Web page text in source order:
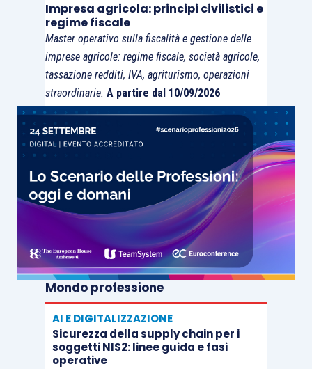
economico, facendo riferimento solamente a
quellopatrimoniale.
Nelpanorama di incertezzacosì delineato si è
inserita la sentenza in commento la quale,
compensando peraltro le spese di lite a conferma
della novità e natura interpretativa della propria
decisione, ha chiarito definitivamente che per
qualificare una holding industriale ai fini Irap
occorre il doppio
requisito congiunto
patrimoniale e reddituale
Impresa agricola: principi civilistici e
regime fiscale
Master operativo sulla fiscalità e gestione delle
imprese agricole: regime fiscale, società agricole,
tassazione redditi, IVA, agriturismo, operazioni
straordinarie. A partire dal 10/09/2026
Mondo professione
AI E DIGITALIZZAZIONE
Sicurezza della supply chain per i
soggetti NIS2: linee guida e fasi
operative